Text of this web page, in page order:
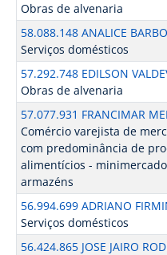
Obras de alvenaria
58.088.148 ANALICE
Serviços domésticos
57.292.748 EDILSON
Obras de alvenaria
57.077.931 FRANCIMAR
Comércio varejista de
com predominância de
alimentícios -
armazéns
56.994.699 ADRIANO
Serviços domésticos
56.424.865 JOSE JAIRO